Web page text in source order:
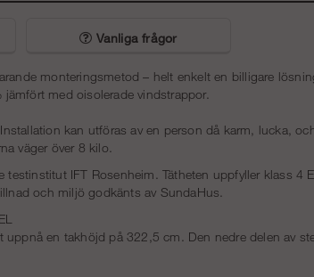
Vanliga frågor
monteringsmetod – helt enkelt en billigare
med oisolerade vindstrappor.
kan utföras av en person då karm, lucka,
väger över 8 kilo.
testinstitut IFT Rosenheim . Tätheten uppfyller klass 4
och miljö godkänts av SundaHus.
en takhöjd på 322,5 cm. Den nedre delen av